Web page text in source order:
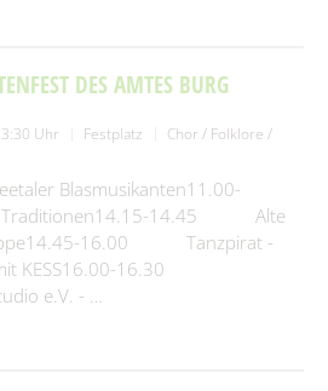
DES AMTES BURG
Uhr Festplatz
Chor / Folklore /
Blasmusikanten11.00-
14.45 Alte
16.00 Tanzpirat -
mit KESS16.00-16.30
e.V. - …